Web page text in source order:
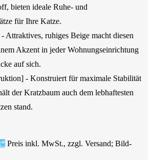
bieten ideale Ruhe- und
für Ihre Katze.
Attraktives, ruhiges Beige macht diesen
Akzent in jeder Wohnungseinrichtung
auf sich.
- Konstruiert für maximale Stabilität
der Kratzbaum auch dem lebhaftesten
stand.
Preis inkl. MwSt., zzgl. Versand; Bild-